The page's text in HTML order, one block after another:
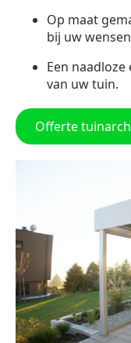
Op maat
bij uw
Een
van uw tuin.
Offerte